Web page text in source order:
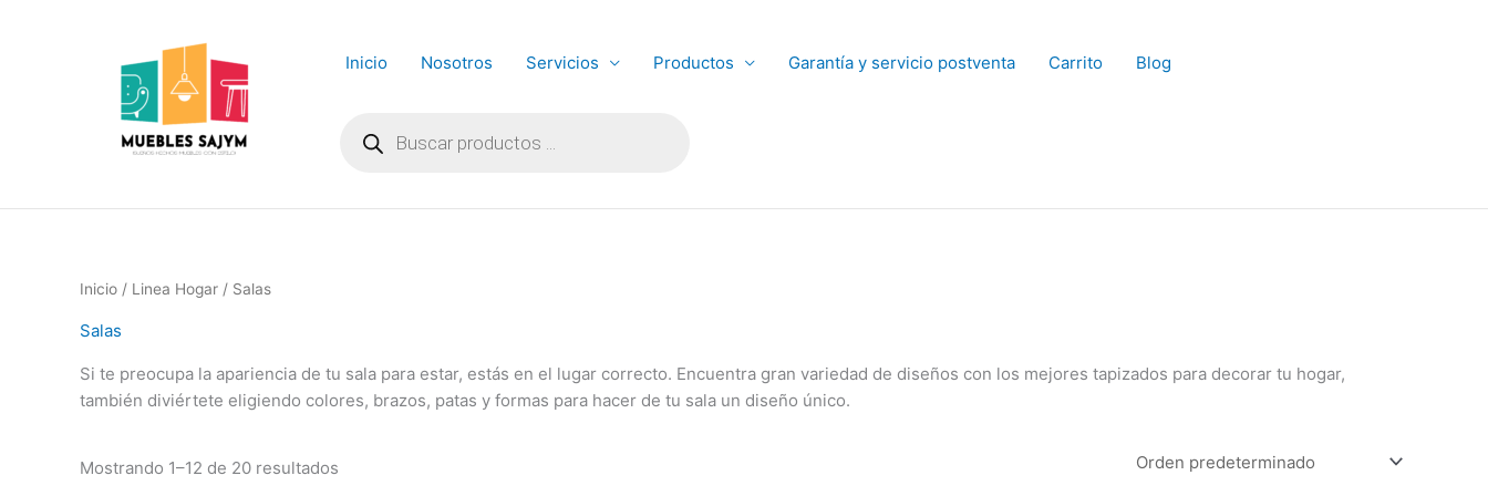
Inicio Nosotros Servicios Productos Garantía y servicio postventa Carrito Blog
productos
Inicio / Linea Hogar / Salas
Salas
Si te preocupa la apariencia de tu sala para estar, estás en el lugar correcto. Encuentra gran variedad de diseños con los mejores tapizados para decorar tu hogar,
también diviértete eligiendo colores, brazos, patas y formas para hacer de tu sala un diseño único.
Mostrando 1–12 de 20 resultados